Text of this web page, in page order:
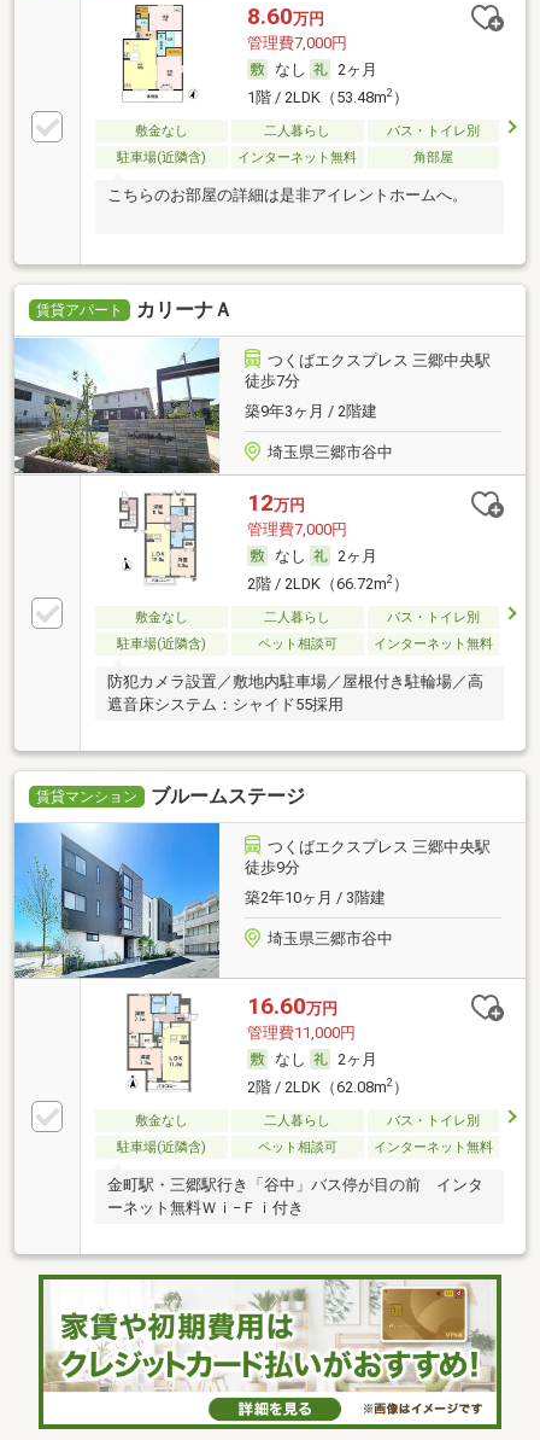
8.60万円
管理費7,000円
なし
2ヶ月
1階 / 2LDK（53.48m2）
敷金なし 二人暮らし
バス・トイレ別
駐車場(近隣含)
インターネット無料 角部屋
こちらのお部屋の詳細は是非アイレントホームへ。
賃貸アパート カリーナＡ
つくばエクスプレス 三郷中央駅
徒歩7分
築9年3ヶ月 / 2階建
埼玉県三郷市谷中
12万円
管理費7,000円
なし
2ヶ月
2階 / 2LDK（66.72m2）
敷金なし 二人暮らし
バス・トイレ別
駐車場(近隣含)
ペット相談可 インターネット無料
防犯カメラ設置／敷地内駐車場／屋根付き駐輪場／高
遮音床システム：シャイド55採用
賃貸マンション ブルームステージ
つくばエクスプレス 三郷中央駅
徒歩9分
築2年10ヶ月 / 3階建
埼玉県三郷市谷中
16.60万円
管理費11,000円
なし
2ヶ月
2階 / 2LDK（62.08m2）
敷金なし 二人暮らし
バス・トイレ別
駐車場(近隣含)
ペット相談可 インターネット無料
金町駅・三郷駅行き「谷中」バス停が目の前 インタ
ーネット無料Ｗｉ−Ｆｉ付き